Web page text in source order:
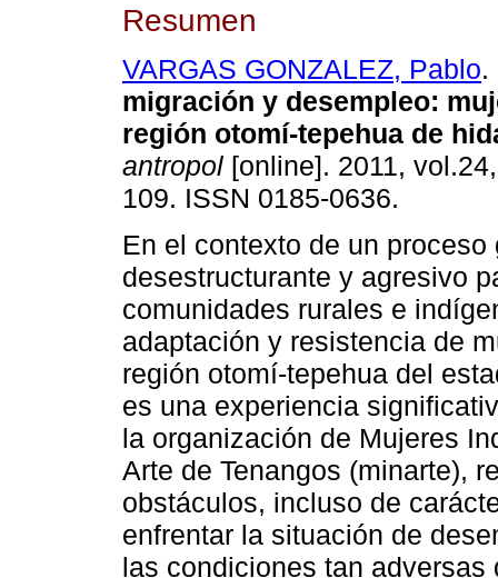
Resumen
VARGAS GONZALEZ, Pablo.
migración y desempleo:
región otomí-tepehua de
antropol [online]. 2011,
109. ISSN 0185-0636.
En el contexto de un proceso
desestructurante y agresivo
comunidades rurales e
adaptación y resistencia de
región otomí-tepehua del
es una experiencia
la organización de Mujeres
Arte de Tenangos (minarte),
obstáculos, incluso de
enfrentar la situación de
las condiciones tan